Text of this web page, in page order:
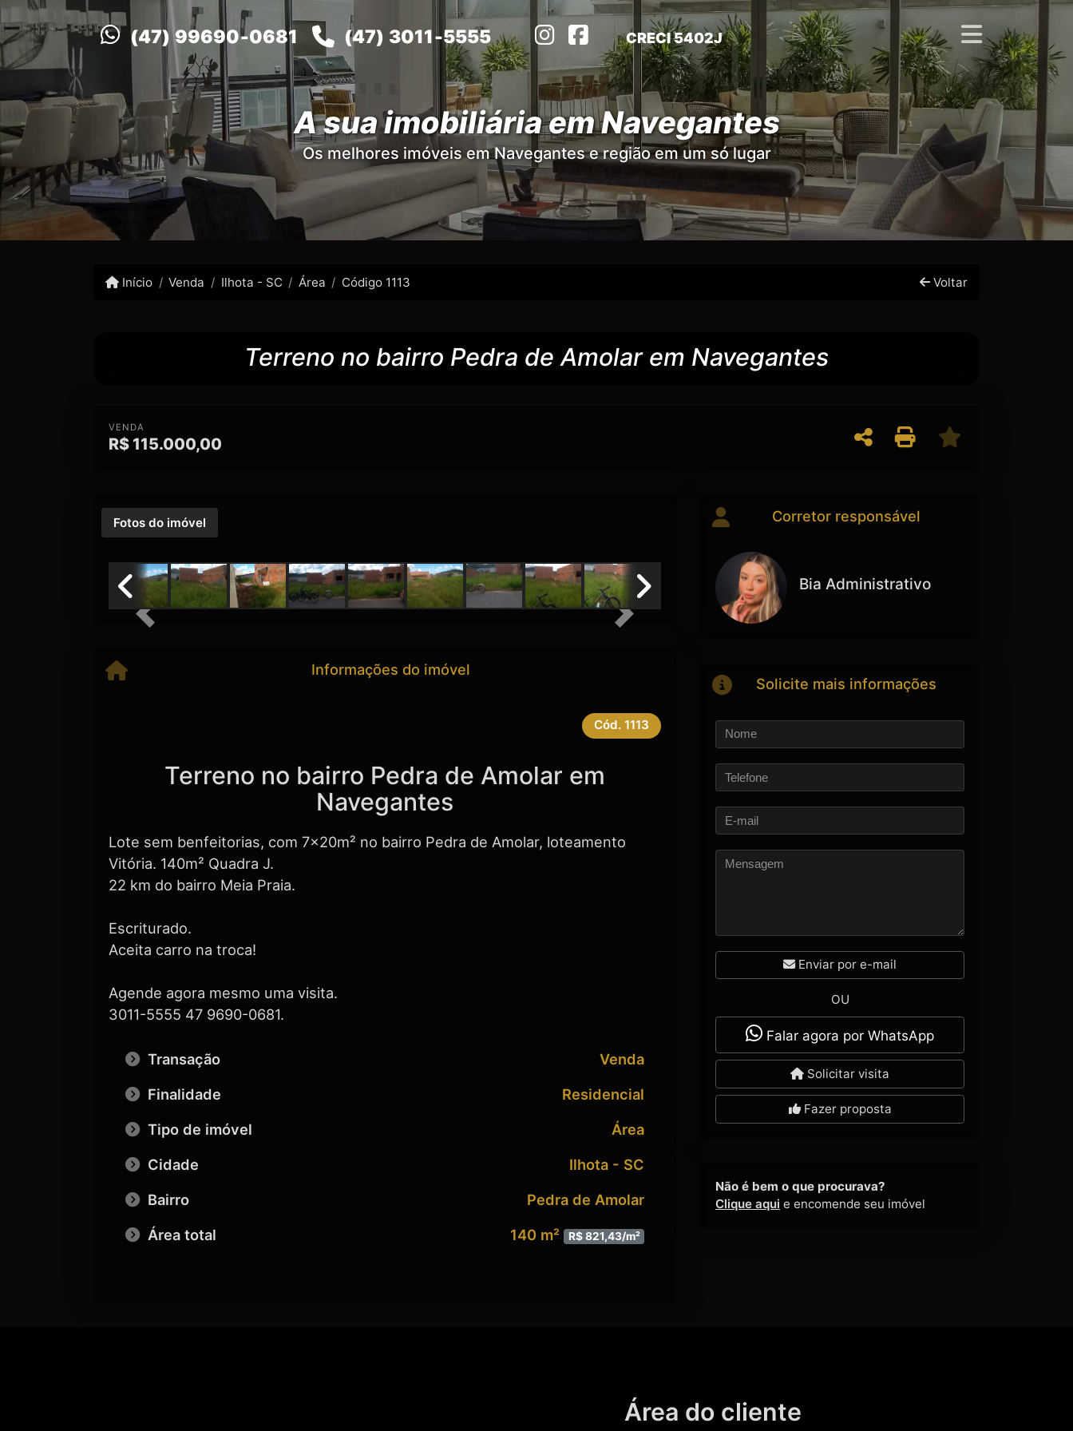
(47) 99690-0681 (47) 3011-5555 CRECI 5402J
A sua imobiliária em Navegantes
Os melhores imóveis em Navegantes e região em um só lugar
Início Venda Ilhota - SC Área Código 1113 Voltar
Terreno no bairro Pedra de Amolar em Navegantes
VENDA
R$ 115.000,00
Fotos do imóvel
Previous Next
Informações do imóvel
Cód. 1113
Terreno no bairro Pedra de Amolar em
Navegantes
Lote sem benfeitorias, com 7x20m² no bairro Pedra de Amolar, loteamento
Vitória. 140m² Quadra J.
22 km do bairro Meia Praia.
Escriturado.
Aceita carro na troca!
Agende agora mesmo uma visita.
3011-5555 47 9690-0681.
Transação
Venda
Finalidade
Residencial
Tipo de imóvel
Área
Cidade
Ilhota - SC
Bairro
Pedra de Amolar
Área total
140 m² R$ 821,43/m²
Corretor responsável
Bia Administrativo
Solicite mais informações
Enviar por e-mail
OU
Falar agora por WhatsApp
Solicitar visita
Fazer proposta
Não é bem o que procurava?
Clique aqui e encomende seu imóvel
Área do cliente